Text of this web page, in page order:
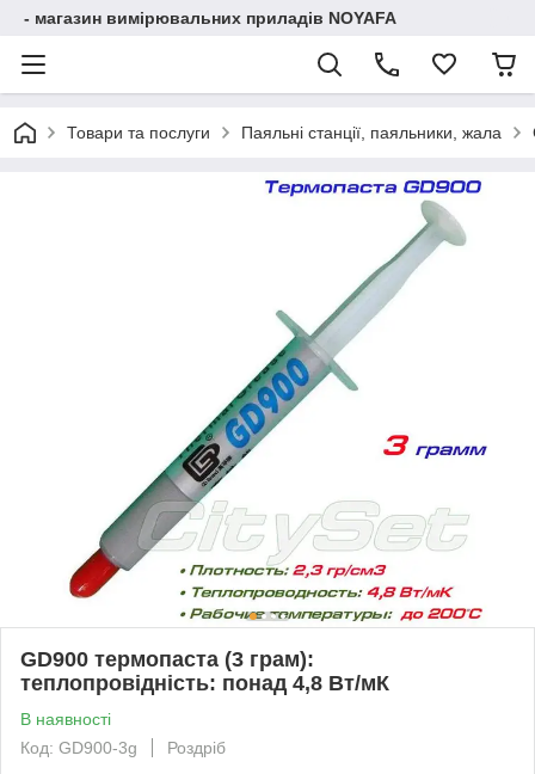
- магазин вимірювальних приладів NOYAFA
Товари та послуги Паяльні станції, паяльники, жала
GD900 термопаста (3 грам):
теплопровідність: понад 4,8 Вт/мК
В наявності
Код: GD900-3g
Роздріб